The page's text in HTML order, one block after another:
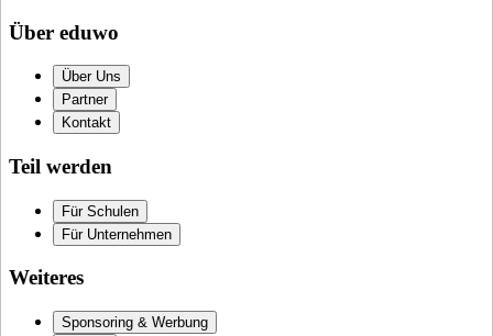
Über eduwo
Über Uns
Partner
Kontakt
Teil werden
Für Schulen
Für Unternehmen
Weiteres
Sponsoring & Werbung